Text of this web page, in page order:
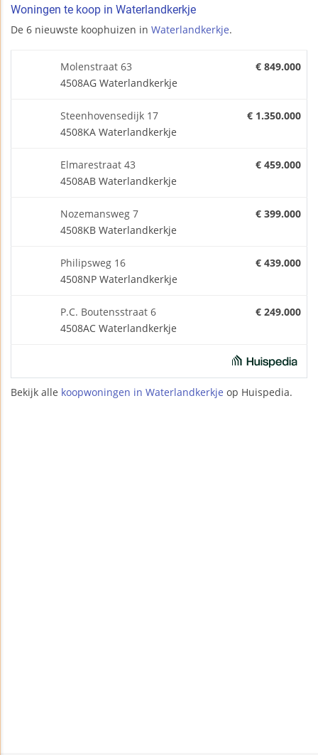
Woningen te koop in Waterlandkerkje
De 6 nieuwste koophuizen in Waterlandkerkje.
Molenstraat 63
4508AG Waterlandkerkje
€ 849.000
Steenhovensedijk 17
4508KA Waterlandkerkje
€ 1.350.000
Elmarestraat 43
4508AB Waterlandkerkje
€ 459.000
Nozemansweg 7
4508KB Waterlandkerkje
€ 399.000
Philipsweg 16
4508NP Waterlandkerkje
€ 439.000
P.C. Boutensstraat 6
4508AC Waterlandkerkje
€ 249.000
Bekijk alle koopwoningen in Waterlandkerkje op Huispedia.